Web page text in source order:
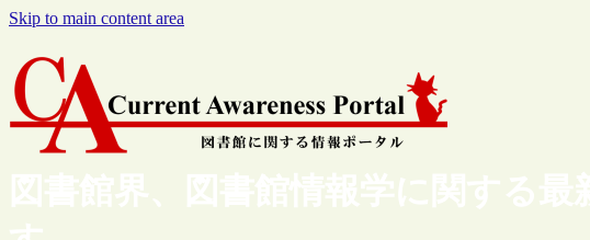
Skip to main content area
図書館界、図書館情報学に関する